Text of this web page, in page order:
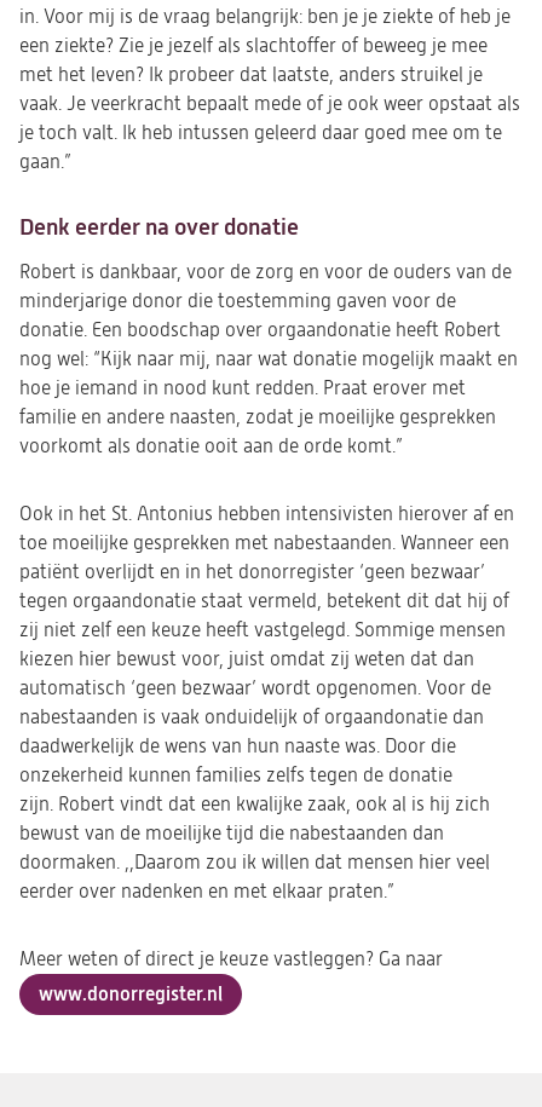
in. Voor mij is de vraag belangrijk: ben je je ziekte of heb je
een ziekte? Zie je jezelf als slachtoffer of beweeg je mee
met het leven? Ik probeer dat laatste, anders struikel je
vaak. Je veerkracht bepaalt mede of je ook weer opstaat als
je toch valt. Ik heb intussen geleerd daar goed mee om te
gaan.”
Denk eerder na over donatie
Robert is dankbaar, voor de zorg en voor de ouders van de
minderjarige donor die toestemming gaven voor de
donatie. Een boodschap over orgaandonatie heeft Robert
nog wel: “Kijk naar mij, naar wat donatie mogelijk maakt en
hoe je iemand in nood kunt redden. Praat erover met
familie en andere naasten, zodat je moeilijke gesprekken
voorkomt als donatie ooit aan de orde komt.”
Ook in het St. Antonius hebben intensivisten hierover af en
toe moeilijke gesprekken met nabestaanden. Wanneer een
patiënt overlijdt en in het donorregister ‘geen bezwaar’
tegen orgaandonatie staat vermeld, betekent dit dat hij of
zij niet zelf een keuze heeft vastgelegd. Sommige mensen
kiezen hier bewust voor, juist omdat zij weten dat dan
automatisch ‘geen bezwaar’ wordt opgenomen. Voor de
nabestaanden is vaak onduidelijk of orgaandonatie dan
daadwerkelijk de wens van hun naaste was. Door die
onzekerheid kunnen families zelfs tegen de donatie
zijn. Robert vindt dat een kwalijke zaak, ook al is hij zich
bewust van de moeilijke tijd die nabestaanden dan
doormaken. ,,Daarom zou ik willen dat mensen hier veel
eerder over nadenken en met elkaar praten.”
Meer weten of direct je keuze vastleggen? Ga naar
www.donorregister.nl
(opent